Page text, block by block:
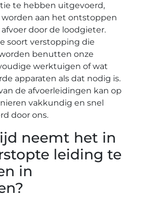
te hebben uitgevoerd,
aan het ontstoppen
door de loodgieter.
soort verstopping die
benutten onze
werktuigen of wat
apparaten als dat nodig is.
de afvoerleidingen kan op
vakkundig en snel
door ons.
neemt het in
leiding te
in